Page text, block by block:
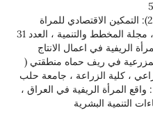
7- العزاوي ، نادية كاظم عنون ، (2015): التمكين الاقتصادي للمراة
المخطط والتنمية ، العدد 31
: مشاركة المرأة الريفية في اعمال الانتاج
في ريف حماه منطقتي (
، كلية الزراعة ، جامعة حلب
التخطيط العراقية ، (2019) : واقع المرأة الريفية في العراق ،
التنمية البشرية